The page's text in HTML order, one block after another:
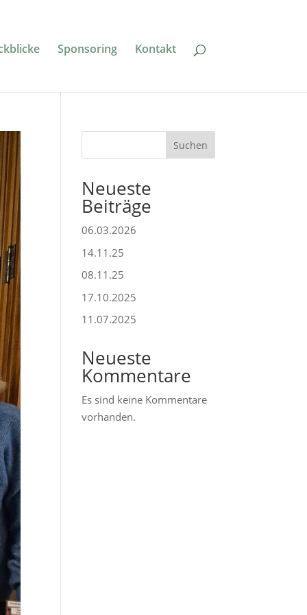
Sponsoring Kontakt
Suchen
Neueste
Beiträge
06.03.2026
14.11.25
08.11.25
17.10.2025
11.07.2025
Neueste
Kommentare
Es sind keine Kommentare
vorhanden.